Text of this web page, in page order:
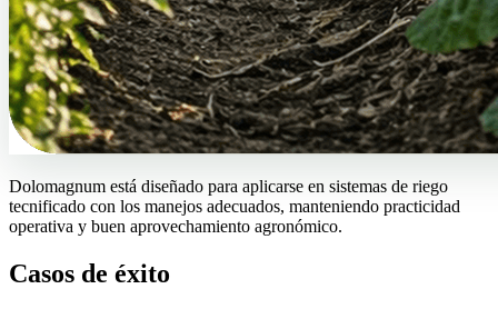
Dolomagnum está diseñado para aplicarse en sistemas de riego
tecnificado con los manejos adecuados, manteniendo practicidad
operativa y buen aprovechamiento agronómico.
Casos de éxito